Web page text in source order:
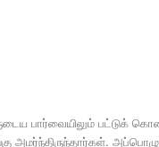
பார்வையிலும் பட்டுக்